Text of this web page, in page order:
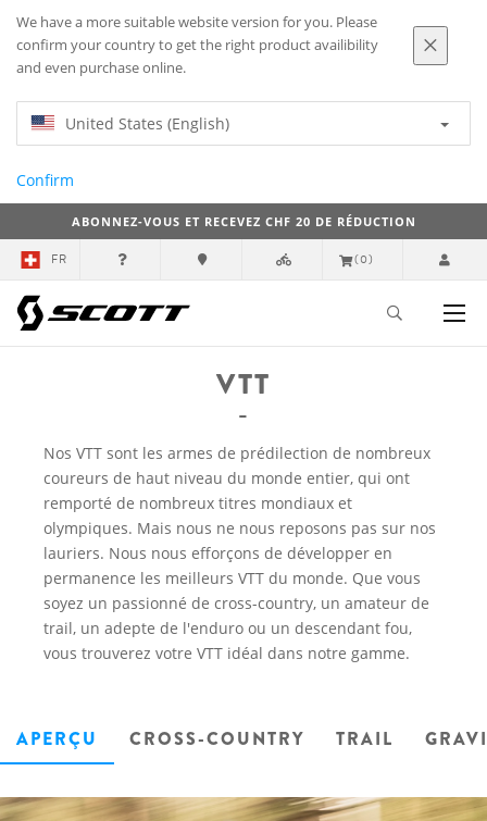
We have a more suitable website version for you. Please
confirm your country to get the right product availibility
and even purchase online.
United States (English)
Confirm
ABONNEZ-VOUS ET RECEVEZ CHF 20 DE RÉDUCTION
FR (0)
VTT
Nos VTT sont les armes de prédilection de nombreux
coureurs de haut niveau du monde entier, qui ont
remporté de nombreux titres mondiaux et
olympiques. Mais nous ne nous reposons pas sur nos
lauriers. Nous nous efforçons de développer en
permanence les meilleurs VTT du monde. Que vous
soyez un passionné de cross-country, un amateur de
trail, un adepte de l'enduro ou un descendant fou,
vous trouverez votre VTT idéal dans notre gamme.
APERÇU CROSS-COUNTRY TRAIL